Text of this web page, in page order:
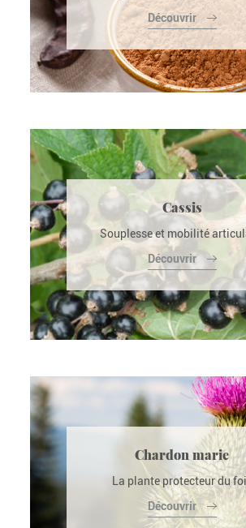
Découvrir
Cassis
Souplesse et mobilité
Découvrir
Chardon marie
La plante protecteur du
Découvrir